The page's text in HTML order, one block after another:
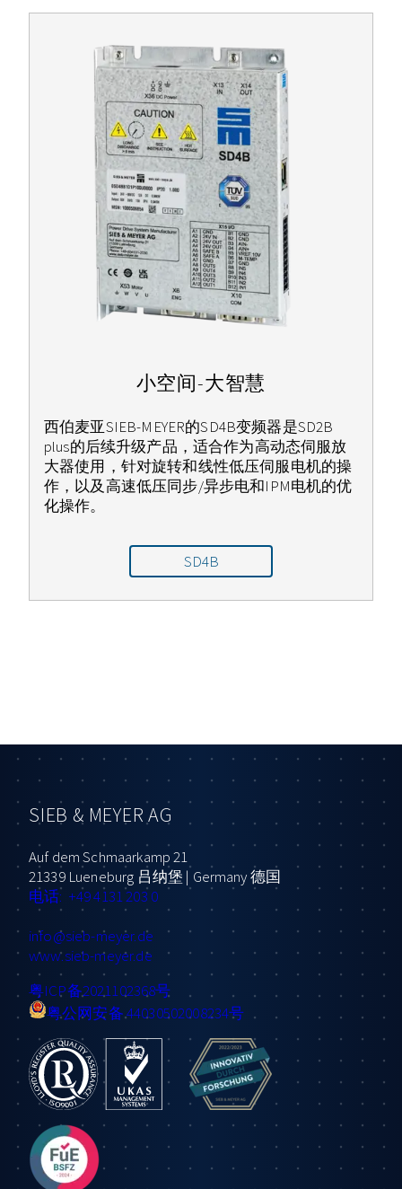
小空间-大智慧
西伯麦亚SIEB-MEYER的SD4B变频器是SD2B
plus的后续升级产品，适合作为高动态伺服放
大器使用，针对旋转和线性低压伺服电机的操
作，以及高速低压同步/异步电和IPM电机的优
化操作。
SD4B
SIEB & MEYER AG
Auf dem Schmaarkamp 21
21339 Lueneburg 吕纳堡 | Germany 德国
电话: +49 4131 203 0
info@sieb-meyer.de
www.sieb-meyer.de
粤ICP备2021102368号
粤公网安备 44030502008234号